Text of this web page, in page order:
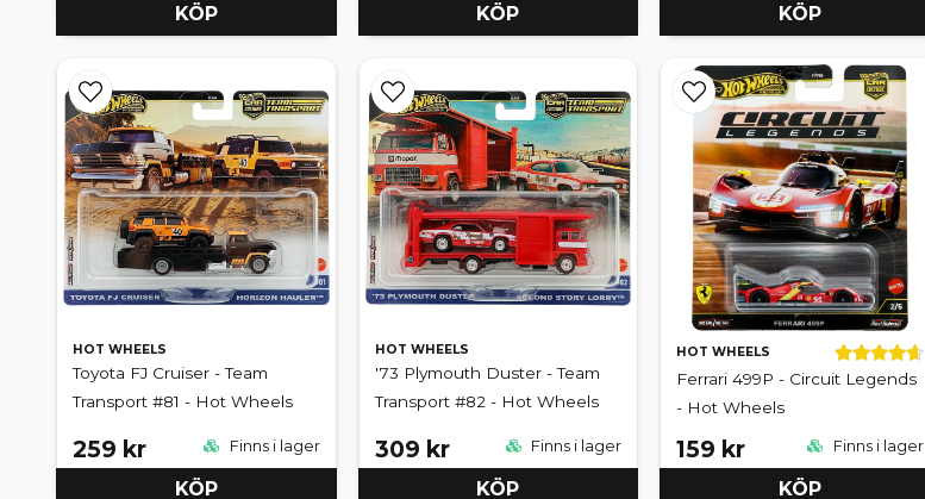
KÖP KÖP KÖP
HOT WHEELS
Toyota FJ Cruiser - Team
Transport #81 - Hot Wheels
259 kr Finns i lager
KÖP
HOT WHEELS
'73 Plymouth Duster - Team
Transport #82 - Hot Wheels
309 kr Finns i lager
KÖP
HOT WHEELS
Ferrari 499P - Circuit Legends
- Hot Wheels
159 kr Finns i lager
KÖP